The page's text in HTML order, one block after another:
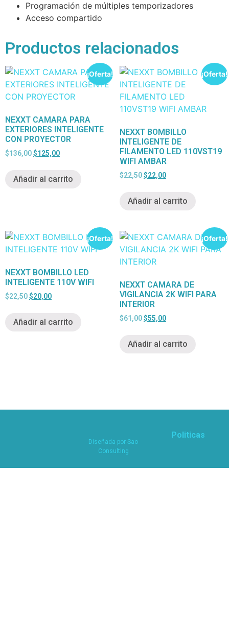
Programación de múltiples temporizadores
Acceso compartido
Productos relacionados
¡Oferta!
NEXXT CAMARA PARA
EXTERIORES INTELIGENTE
CON PROYECTOR
$136,00$125,00
Añadir al carrito
¡Oferta!
NEXXT BOMBILLO
INTELIGENTE DE
FILAMENTO LED 110VST19
WIFI AMBAR
$22,50$22,00
Añadir al carrito
¡Oferta!
NEXXT BOMBILLO LED
INTELIGENTE 110V WIFI
$22,50$20,00
Añadir al carrito
¡Oferta!
NEXXT CAMARA DE
VIGILANCIA 2K WIFI PARA
INTERIOR
$61,00$55,00
Añadir al carrito
Diseñada por Sao
Consulting
Politicas